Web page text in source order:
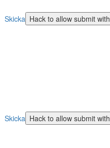
Skicka
Skicka